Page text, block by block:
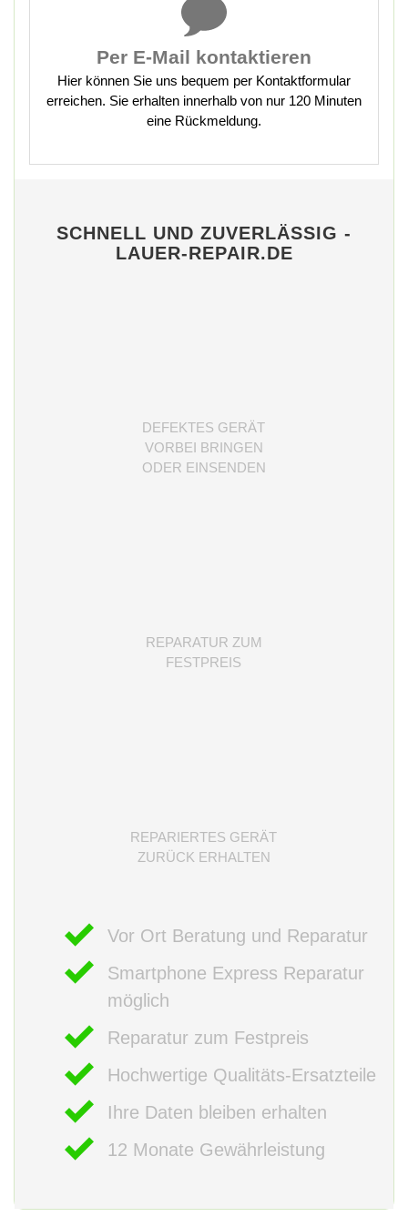
Per E-Mail kontaktieren
Hier können Sie uns bequem per Kontaktformular
erreichen. Sie erhalten innerhalb von nur 120 Minuten
eine Rückmeldung.
SCHNELL UND ZUVERLÄSSIG -
LAUER-REPAIR.DE
DEFEKTES GERÄT
VORBEI BRINGEN
ODER EINSENDEN
REPARATUR ZUM
FESTPREIS
REPARIERTES GERÄT
ZURÜCK ERHALTEN
Vor Ort Beratung und Reparatur
Smartphone Express Reparatur
möglich
Reparatur zum Festpreis
Hochwertige Qualitäts-Ersatzteile
Ihre Daten bleiben erhalten
12 Monate Gewährleistung